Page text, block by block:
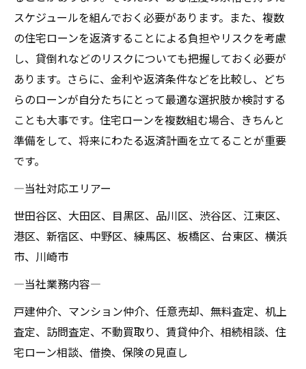
スケジュールを組んでおく必要があります。また、複数
の住宅ローンを返済することによる負担やリスクを考慮
し、貸倒れなどのリスクについても把握しておく必要が
あります。さらに、金利や返済条件などを比較し、どち
らのローンが自分たちにとって最適な選択肢か検討する
ことも大事です。住宅ローンを複数組む場合、きちんと
準備をして、将来にわたる返済計画を立てることが重要
です。
―当社対応エリアー
世田谷区、大田区、目黒区、品川区、渋谷区、江東区、
港区、新宿区、中野区、練馬区、板橋区、台東区、横浜
市、川崎市
―当社業務内容―
戸建仲介、マンション仲介、任意売却、無料査定、机上
査定、訪問査定、不動買取り、賃貸仲介、相続相談、住
宅ローン相談、借換、保険の見直し